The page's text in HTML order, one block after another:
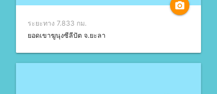
camera_alt
ระยะทาง 7.833 กม.
ยอดเขาฆูนุงซีลีปัต จ.ยะลา